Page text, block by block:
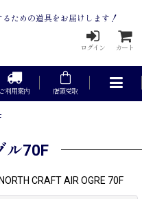
ための道具をお届けします！
ログイン カート
ご利用案内 店頭受取
ル70F
CRAFT AIR OGRE 70F